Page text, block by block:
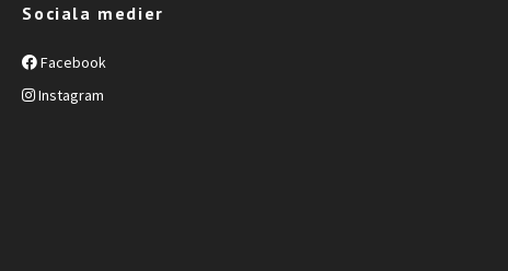
Sociala medier
Facebook
Instagram